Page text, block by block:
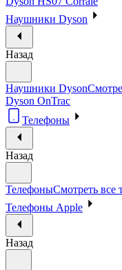
Наушники Dyson
Назад
Наушники Dyson
Dyson OnTrac
Телефоны
Назад
ТелефоныСмотреть все
Телефоны Apple
Назад